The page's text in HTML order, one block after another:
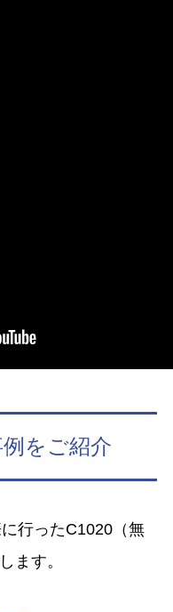
をご紹介
行ったC1020（無
ます。